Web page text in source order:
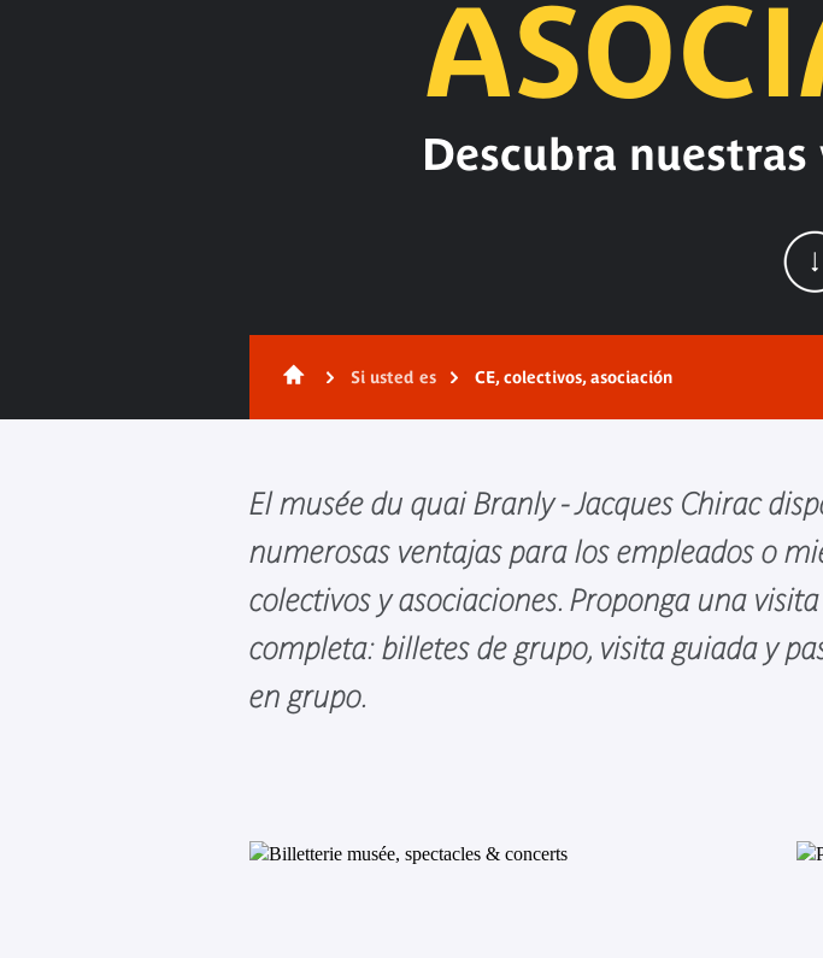
Descubra
Si usted es CE, colectivos, asociación
El musée du quai Branly - Jacques Chirac
numerosas ventajas para los empleados o
colectivos y asociaciones. Proponga una
completa: billetes de grupo, visita guiada y
en grupo.